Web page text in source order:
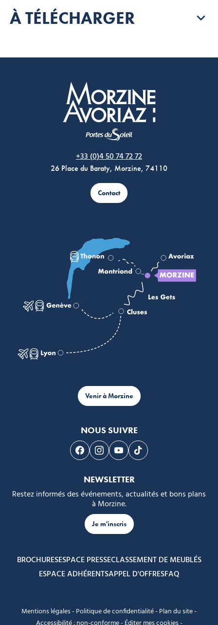
À TÉLÉCHARGER
+33 (0)4 50 74 72 72
26 Place du Baraty, Morzine, 74110
Contact
Venir à Morzine
NOUS SUIVRE
Suivez-nous sur Facebook
Suivez-nous sur Instagram
Suivez-nous sur Youtube
Suivez-nous sur
NEWSLETTER
Restez informés des événements, actualités et bons plans
à Morzine.
Je m'inscris
BROCHURESESPACE PRESSECLASSEMENT DE MEUBLÉS
ESPACE ADHÉRENTSAPPEL D'OFFRESFAQ
Mentions légales- Politique de confidentialité- Plan du site-